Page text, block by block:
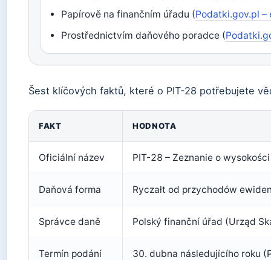
Papírově na finančním úřadu (Podatki.gov.pl
Prostřednictvím daňového poradce (
Šest klíčových faktů, které o PIT-28 potřebujete
FAKT HODNOTA
Oficiální název PIT-28 – Zeznanie o
Daňová forma Ryczałt od przychodów
Správce daně Polský finanční úřad (Urząd
Termín podání 30. dubna následujícího roku